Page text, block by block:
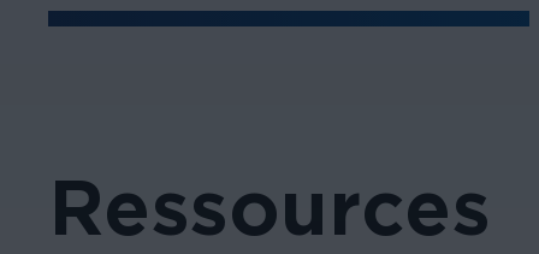
Ressources